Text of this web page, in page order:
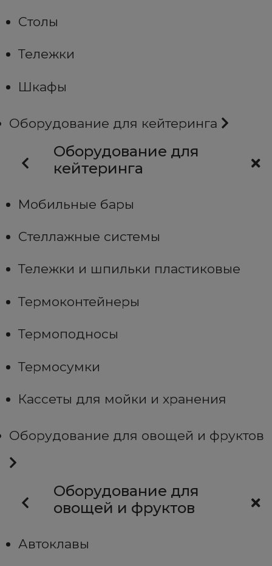
Столы
Тележки
Шкафы
Оборудование для кейтеринга
Оборудование для
кейтеринга
Мобильные бары
Стеллажные системы
Тележки и шпильки пластиковые
Термоконтейнеры
Термоподносы
Термосумки
Кассеты для мойки и хранения
Оборудование для овощей и фруктов
Оборудование для
овощей и фруктов
Автоклавы